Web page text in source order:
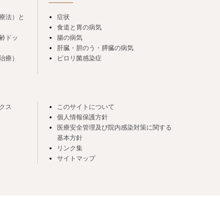
法）と
ドッ
療）
症状
食道と胃の病気
腸の病気
肝臓・胆のう・膵臓の病気
ピロリ菌感染症
ス
このサイトについて
個人情報保護方針
医療安全管理及び院内感染対策に関する
基本方針
リンク集
サイトマップ